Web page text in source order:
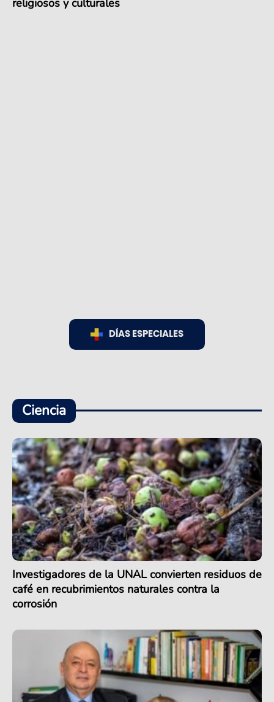
DÍAS ESPECIALES
Ciencia
Investigadores de la UNAL convierten residuos de
café en recubrimientos naturales contra la
corrosión